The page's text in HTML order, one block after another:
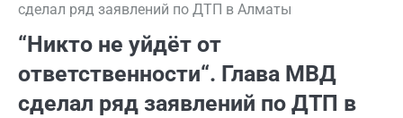
сделал ряд заявлений по ДТП в Алматы
“Никто не уйдёт от
ответственности“. Глава МВД
сделал ряд заявлений по ДТП в